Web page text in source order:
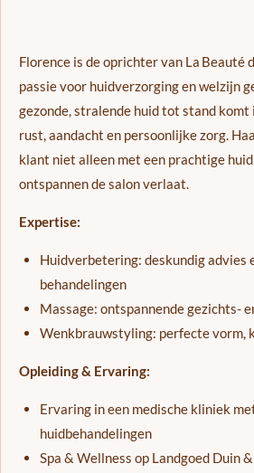
Florence is de oprichter van La Beauté
passie voor huidverzorging en welzijn
gezonde, stralende huid tot stand komt
rust, aandacht en persoonlijke zorg.
klant niet alleen met een prachtige
ontspannen de salon verlaat.
Expertise:
Huidverbetering: deskundig advies
behandelingen
Massage: ontspannende gezichts-
Wenkbrauwstyling: perfecte vorm,
Opleiding & Ervaring:
Ervaring in een medische kliniek
huidbehandelingen
Spa & Wellness op Landgoed Duin